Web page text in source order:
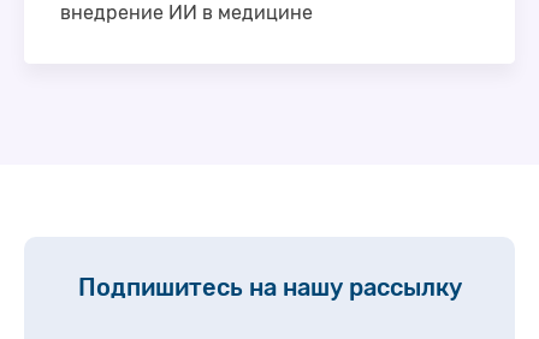
внедрение ИИ в медицине
Подпишитесь на нашу рассылку